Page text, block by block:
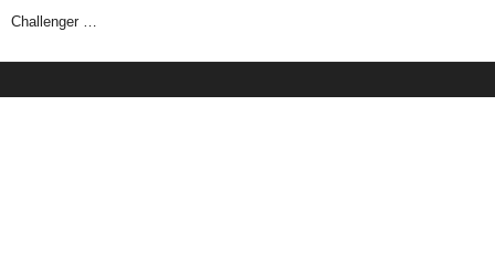
Challenger …